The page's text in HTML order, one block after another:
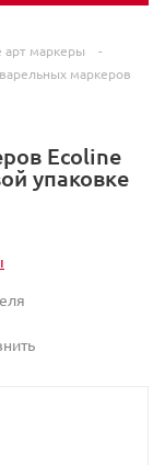
арт маркеры
-
маркеров
Ecoline
упаковке